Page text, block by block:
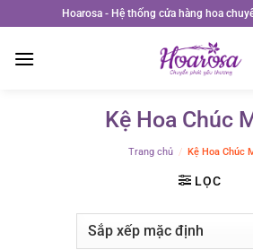
qua
nội
Hoarosa - Hệ thống cửa hàng hoa
Kệ Hoa Chúc
Trang chủ / Kệ Hoa Chúc
LỌC